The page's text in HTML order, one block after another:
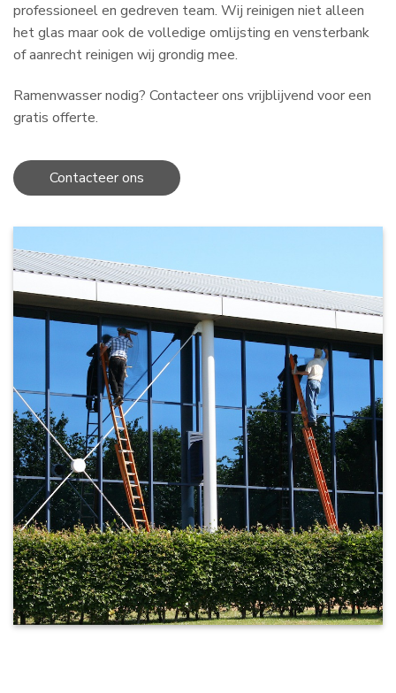
professioneel en gedreven team. Wij reinigen niet alleen
het glas maar ook de volledige omlijsting en vensterbank
of aanrecht reinigen wij grondig mee.
Ramenwasser nodig? Contacteer ons vrijblijvend voor een
gratis offerte.
Contacteer ons